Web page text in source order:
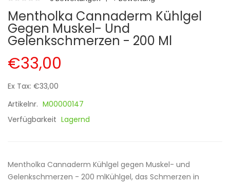
Mentholka Cannaderm Kühlgel
Gegen Muskel- Und
Gelenkschmerzen - 200 Ml
€33,00
Ex Tax: €33,00
Artikelnr. M00000147
Verfügbarkeit Lagernd
Mentholka Cannaderm Kühlgel gegen Muskel- und
Gelenkschmerzen - 200 mlKühlgel, das Schmerzen in